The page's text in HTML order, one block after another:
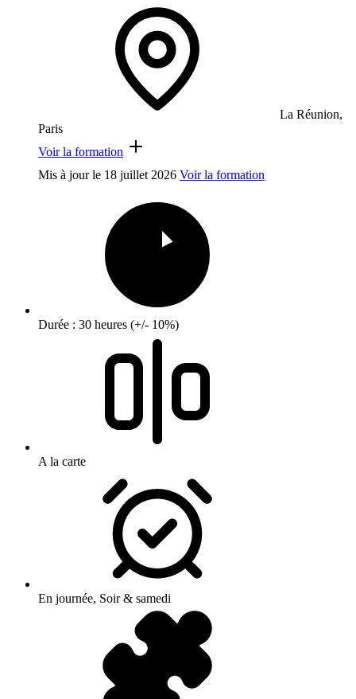
La Réunion,
Paris
Voir la formation
Mis à jour le 18 juillet 2026 Voir la formation
Durée : 30 heures (+/- 10%)
A la carte
En journée, Soir & samedi